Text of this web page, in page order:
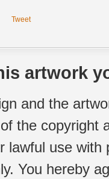
Tweet
artwork
and the
the copyright
lawful use
You hereby